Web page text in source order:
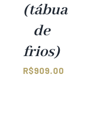
(tábua
de
frios)
R$909.00